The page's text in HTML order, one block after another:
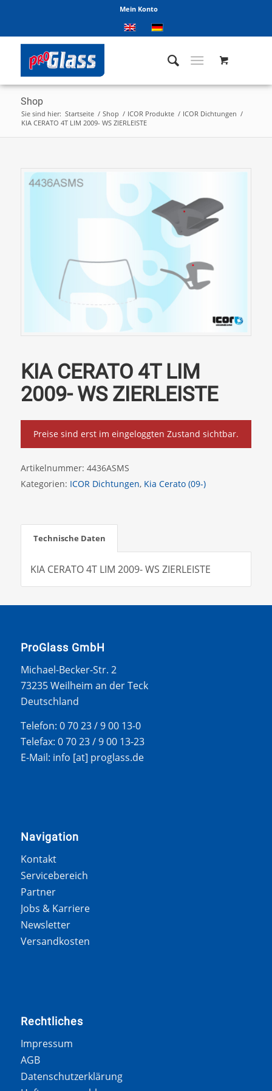
Mein Konto
Shop
Sie sind hier: Startseite / Shop / ICOR Produkte / ICOR Dichtungen /
KIA CERATO 4T LIM 2009- WS ZIERLEISTE
KIA CERATO 4T LIM
2009- WS ZIERLEISTE
Preise sind erst im eingeloggten Zustand sichtbar.
Artikelnummer: 4436ASMS
Kategorien: ICOR Dichtungen, Kia Cerato (09-)
Technische Daten
KIA CERATO 4T LIM 2009- WS ZIERLEISTE
ProGlass GmbH
Michael-Becker-Str. 2
73235 Weilheim an der Teck
Deutschland
Telefon: 0 70 23 / 9 00 13-0
Telefax: 0 70 23 / 9 00 13-23
E-Mail: info [at] proglass.de
Navigation
Kontakt
Servicebereich
Partner
Jobs & Karriere
Newsletter
Versandkosten
Rechtliches
Impressum
AGB
Datenschutzerklärung